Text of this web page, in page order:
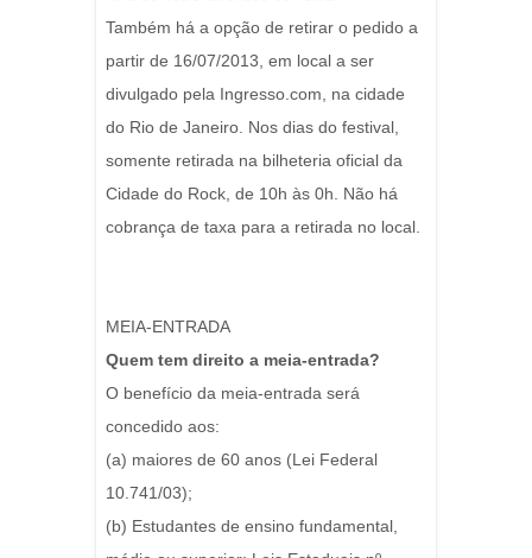
Também há a opção de retirar o pedido a
partir de 16/07/2013, em local a ser
divulgado pela Ingresso.com, na cidade
do Rio de Janeiro. Nos dias do festival,
somente retirada na bilheteria oficial da
Cidade do Rock, de 10h às 0h. Não há
cobrança de taxa para a retirada no local.
MEIA-ENTRADA
Quem tem direito a meia-entrada?
O benefício da meia-entrada será
concedido aos:
(a) maiores de 60 anos (Lei Federal
10.741/03);
(b) Estudantes de ensino fundamental,